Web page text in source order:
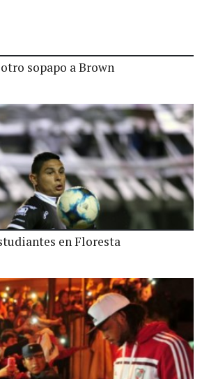
sopapo a Brown
en Floresta